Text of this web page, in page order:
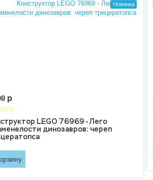
Новинка
p
LEGO 76969 - Лего
динозавров: череп